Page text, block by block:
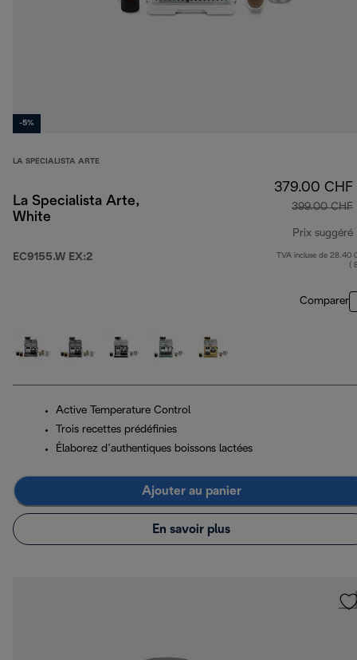
-5%
LA SPECIALISTA ARTE
La Specialista Arte,
White
EC9155.W EX:2
379.00 CHF
399.00 CHF
Prix suggéré
TVA incluse de 28.40
(
Comparer
Active Temperature Control
Trois recettes prédéfinies
Élaborez d’authentiques boissons lactées
Ajouter au panier
En savoir plus